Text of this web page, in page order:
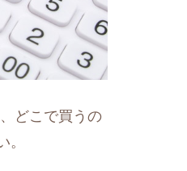
どこで買うの